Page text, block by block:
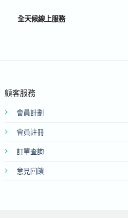
全天候線上服務
顧客服務
會員計劃
會員註冊
訂單查詢
意見回饋